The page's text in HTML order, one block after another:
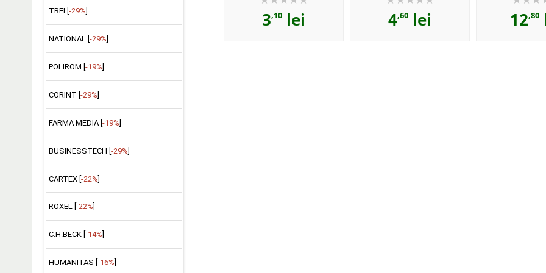
TREI [ -29%
NATIONAL [ -29%
POLIROM [ -19%
CORINT [ -29%
FARMA MEDIA [ -19%
BUSINESSTECH [-29%]
CARTEX [-22%]
ROXEL [ -22%
C.H.BECK [ -14%
HUMANITAS [ -16%
3,10 lei 4,60 lei 12,80